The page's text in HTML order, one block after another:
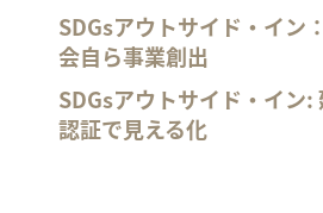
SDGsアウトサイド・イン
会自ら事業創出
SDGsアウトサイド・イン:
認証で見える化